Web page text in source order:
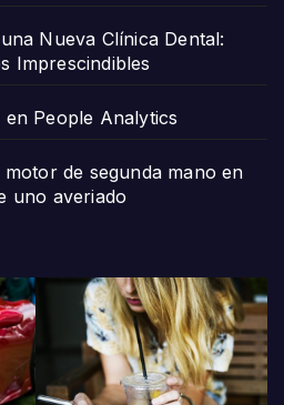
Nueva Clínica Dental:
Imprescindibles
People Analytics
de segunda mano en
uno averiado